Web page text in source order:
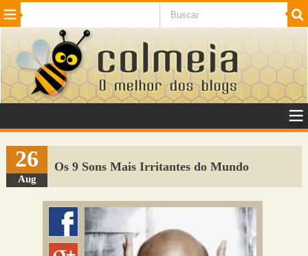
Beleza Cinema e TV
Internet Jogos NotÃ­cias SaÃºde
VeÃ­culos Adulto
Sugerir Link
Adicionar Blog
Colmeia Exchange
Perguntas Frequentes
26
Aug
Os 9 Sons Mais Irritantes do Mundo